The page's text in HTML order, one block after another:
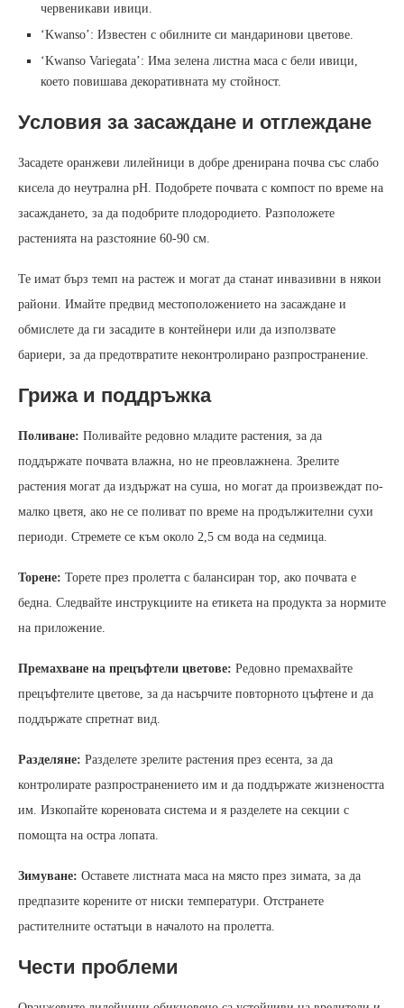
червеникави ивици.
‘Kwanso’: Известен с обилните си мандаринови цветове.
‘Kwanso Variegata’: Има зелена листна маса с бели ивици,
което повишава декоративната му стойност.
Условия за засаждане и отглеждане
Засадете оранжеви лилейници в добре дренирана почва със слабо
кисела до неутрална pH. Подобрете почвата с компост по време на
засаждането, за да подобрите плодородието. Разположете
растенията на разстояние 60-90 см.
Те имат бърз темп на растеж и могат да станат инвазивни в някои
райони. Имайте предвид местоположението на засаждане и
обмислете да ги засадите в контейнери или да използвате
бариери, за да предотвратите неконтролирано разпространение.
Грижа и поддръжка
Поливане: Поливайте редовно младите растения, за да
поддържате почвата влажна, но не преовлажнена. Зрелите
растения могат да издържат на суша, но могат да произвеждат по-
малко цветя, ако не се поливат по време на продължителни сухи
периоди. Стремете се към около 2,5 см вода на седмица.
Торене: Торете през пролетта с балансиран тор, ако почвата е
бедна. Следвайте инструкциите на етикета на продукта за нормите
на приложение.
Премахване на прецъфтели цветове: Редовно премахвайте
прецъфтелите цветове, за да насърчите повторното цъфтене и да
поддържате спретнат вид.
Разделяне: Разделете зрелите растения през есента, за да
контролирате разпространението им и да поддържате жизнеността
им. Изкопайте кореновата система и я разделете на секции с
помощта на остра лопата.
Зимуване: Оставете листната маса на място през зимата, за да
предпазите корените от ниски температури. Отстранете
растителните остатъци в началото на пролетта.
Чести проблеми